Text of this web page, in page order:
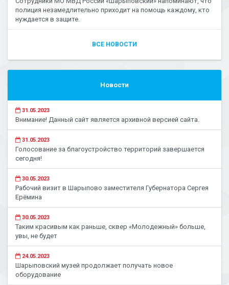
полиция незамедлительно приходит на помощь каждому, кто
нуждается в защите.
ВСЕ НОВОСТИ
Новости
31.05.2023
Внимание! Данный сайт является архивной версией сайта.
31.05.2023
Голосование за благоустройство территорий завершается
сегодня!
30.05.2023
Рабочий визит в Шарыпово заместителя Губернатора Сергея
Ерёмина
30.05.2023
Таким красивым как раньше, сквер «Молодежный» больше,
увы, не будет
24.05.2023
Шарыповский музей продолжает получать новое
оборудование